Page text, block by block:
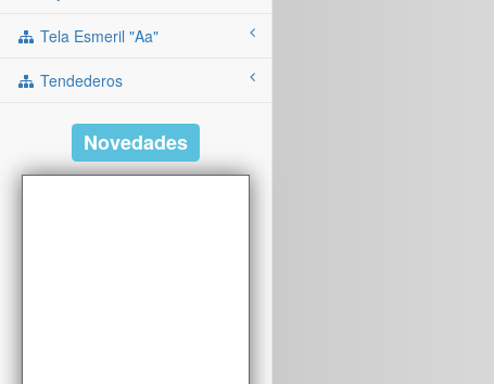
Tela Esmeril "aa"
Tendederos
Novedades